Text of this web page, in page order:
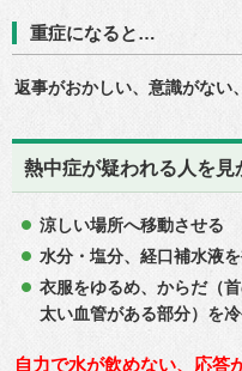
重症になると…
返事がおかしい、意識がない
熱中症が疑われる人を見
涼しい場所へ移動させる
水分・塩分、経口補水液
衣服をゆるめ、からだ（
太い血管がある部分）を
自力で水が飲めない、応答